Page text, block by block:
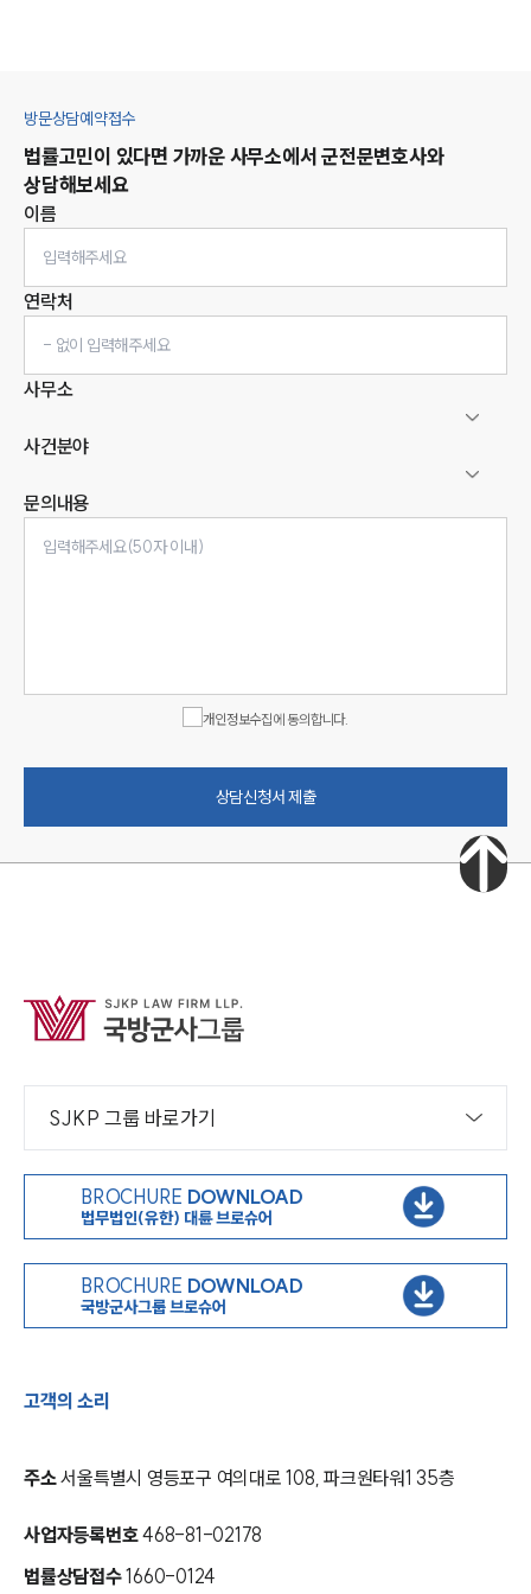
방문상담예약접수
법률고민이 있다면 가까운 사무소에서 군전문변호사와
상담해보세요
이름
연락처
사무소
사건분야
문의내용
개인정보수집에 동의합니다.
상담신청서 제출
SJKP 그룹 바로가기
BROCHURE DOWNLOAD
법무법인(유한) 대륜 브로슈어
BROCHURE DOWNLOAD
국방군사그룹 브로슈어
고객의 소리
주소서울특별시 영등포구 여의대로 108, 파크원타워1 35층
사업자등록번호468-81-02178
법률상담접수1660-0124